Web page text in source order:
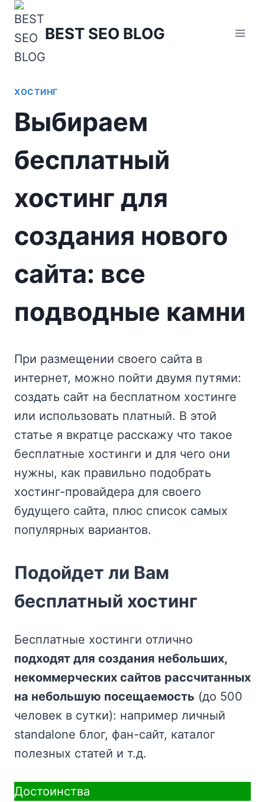
Перейти
содержимому
BEST SEO BLOG
ХОСТИНГ
Выбираем
бесплатный
хостинг для
создания нового
сайта: все
подводные камни
При размещении своего сайта в
интернет, можно пойти двумя путями:
создать сайт на бесплатном хостинге
или использовать платный. В этой
статье я вкратце расскажу что такое
бесплатные хостинги и для чего они
нужны, как правильно подобрать
хостинг-провайдера для своего
будущего сайта, плюс список самых
популярных вариантов.
Подойдет ли Вам
бесплатный хостинг
Бесплатные хостинги отлично
подходят для создания небольших,
некоммерческих сайтов рассчитанных
на небольшую посещаемость (до 500
человек в сутки): например личный
standalone блог, фан-сайт, каталог
полезных статей и т.д.
Достоинства